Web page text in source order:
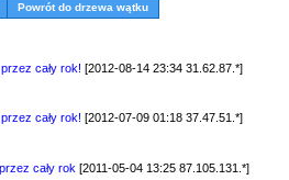
Powrót do drzewa wątku
cały rok! [2012-08-14 23:34 31.62.87.*]
cały rok! [2012-07-09 01:18 37.47.51.*]
cały rok [2011-05-04 13:25 87.105.131.*]